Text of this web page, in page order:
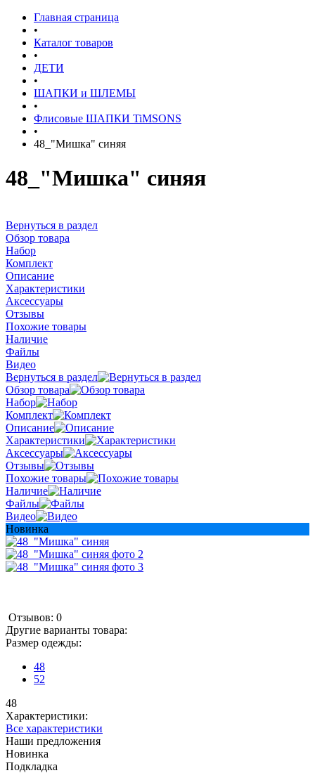
Главная страница
•
Каталог товаров
•
ДЕТИ
•
ШАПКИ и ШЛЕМЫ
•
Флисовые ШАПКИ TiMSONS
•
48_"Мишка" синяя
48_"Мишка" синяя
Вернуться в раздел
Обзор товара
Набор
Комплект
Описание
Характеристики
Аксессуары
Отзывы
Похожие товары
Наличие
Файлы
Видео
Вернуться в раздел
Обзор товара
Набор
Комплект
Описание
Характеристики
Аксессуары
Отзывы
Похожие товары
Наличие
Файлы
Видео
Новинка
Отзывов: 0
Другие варианты товара:
Размер одежды:
48
52
48
Характеристики:
Все характеристики
Наши предложения
Новинка
Подкладка